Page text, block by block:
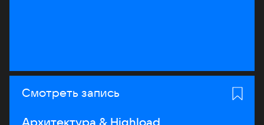
Смотреть запись
Архитектура & Highload